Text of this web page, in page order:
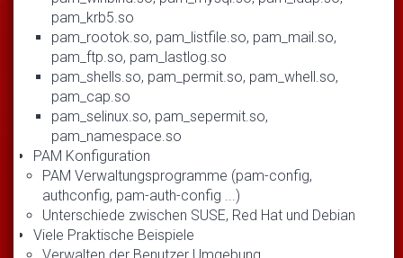
pam_krb5.so
pam_rootok.so, pam_listfile.so, pam_mail.so,
pam_ftp.so, pam_lastlog.so
pam_shells.so, pam_permit.so, pam_whell.so,
pam_cap.so
pam_selinux.so, pam_sepermit.so,
pam_namespace.so
PAM Konfiguration
PAM Verwaltungsprogramme (pam-config,
authconfig, pam-auth-config ...)
Unterschiede zwischen SUSE, Red Hat und Debian
Viele Praktische Beispiele